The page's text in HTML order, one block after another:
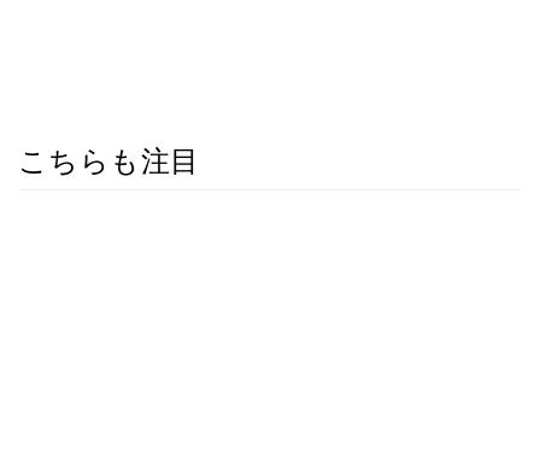
こちらも注目